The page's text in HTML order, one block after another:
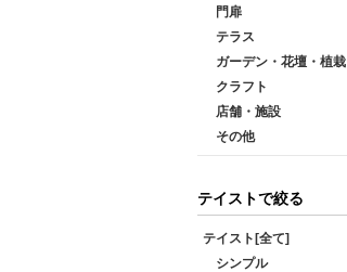
門扉
テラス
ガーデン・花壇・植栽
クラフト
店舗・施設
その他
テイストで絞る
テイスト[全て]
シンプル